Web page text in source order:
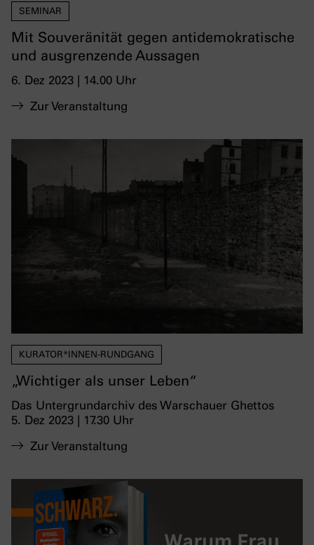
SEMINAR
Mit Souveränität gegen antidemokratische
und ausgrenzende Aussagen
6. Dez 2023 | 14.00 Uhr
Zur Veranstaltung
KURATOR*INNEN-RUNDGANG
„Wichtiger als unser Leben“
Das Untergrundarchiv des Warschauer Ghettos
5. Dez 2023 | 17.30 Uhr
Zur Veranstaltung